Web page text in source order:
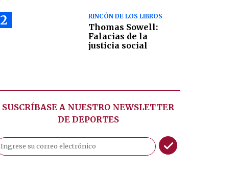
2 RINCÓN DE LOS LIBROS
Thomas Sowell:
Falacias de la
justicia social
SUSCRÍBASE A NUESTRO NEWSLETTER
DE DEPORTES